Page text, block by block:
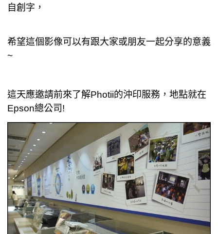
自創字，
希望這個影像可以有跟大家或朋友一起分享的意義
~
這天應邀請前來了解Photii的沖印服務，地點就在
Epson總公司!